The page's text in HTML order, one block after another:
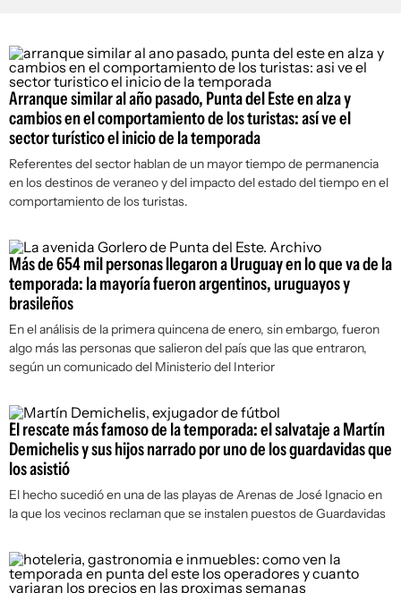
Arranque similar al año pasado, Punta del Este en alza y
cambios en el comportamiento de los turistas: así ve el
sector turístico el inicio de la temporada
Referentes del sector hablan de un mayor tiempo de permanencia
en los destinos de veraneo y del impacto del estado del tiempo en el
comportamiento de los turistas.
Más de 654 mil personas llegaron a Uruguay en lo que va de la
temporada: la mayoría fueron argentinos, uruguayos y
brasileños
En el análisis de la primera quincena de enero, sin embargo, fueron
algo más las personas que salieron del país que las que entraron,
según un comunicado del Ministerio del Interior
El rescate más famoso de la temporada: el salvataje a Martín
Demichelis y sus hijos narrado por uno de los guardavidas que
los asistió
El hecho sucedió en una de las playas de Arenas de José Ignacio en
la que los vecinos reclaman que se instalen puestos de Guardavidas